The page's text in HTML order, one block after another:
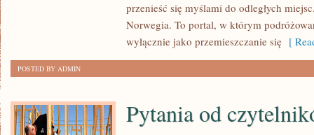
przenieść się myślami do odległych
Norwegia. To portal, w którym
wyłącznie jako przemieszczanie się [
POSTED BY ADMIN
Pytania od